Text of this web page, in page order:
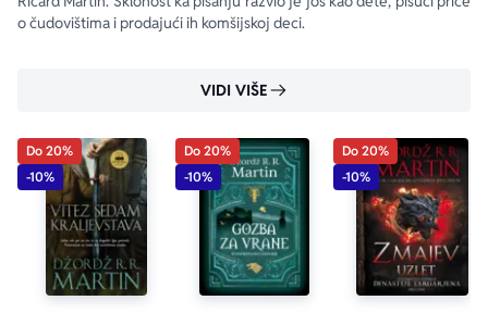
o čudovištima i prodajući ih komšijskoj deci.
VIDI VIŠE
Do 20%
-10%
Do 20%
-10%
Do 20%
-10%